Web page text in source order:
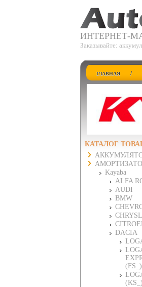
ИНТЕРНЕТ-
Заказывайте:
ГЛАВНАЯ /
КАТАЛОГ
Kayaba
ALFA
AUDI
BMW
DACIA
(FS_)
(KS_)